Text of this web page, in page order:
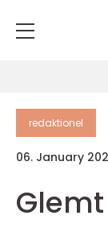
redaktionel
06. January